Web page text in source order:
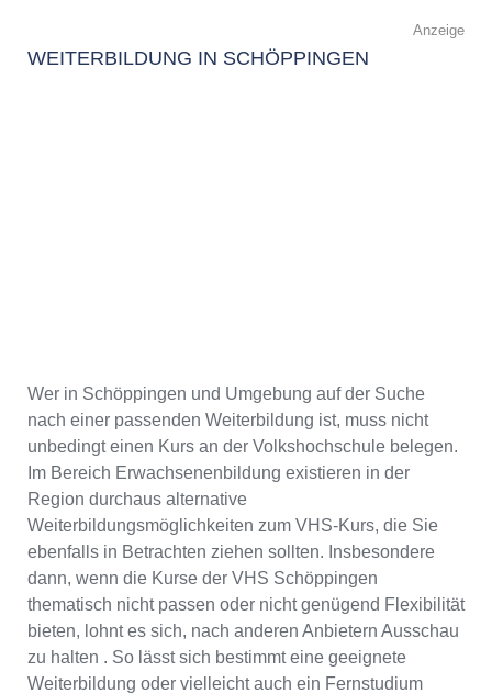
Anzeige
WEITERBILDUNG IN SCHÖPPINGEN
Wer in Schöppingen und Umgebung auf der Suche
nach einer passenden Weiterbildung ist, muss nicht
unbedingt einen Kurs an der Volkshochschule belegen.
Im Bereich Erwachsenenbildung existieren in der
Region durchaus alternative
Weiterbildungsmöglichkeiten zum VHS-Kurs, die Sie
ebenfalls in Betrachten ziehen sollten. Insbesondere
dann, wenn die Kurse der VHS Schöppingen
thematisch nicht passen oder nicht genügend Flexibilität
bieten, lohnt es sich, nach anderen Anbietern Ausschau
zu halten . So lässt sich bestimmt eine geeignete
Weiterbildung oder vielleicht auch ein Fernstudium